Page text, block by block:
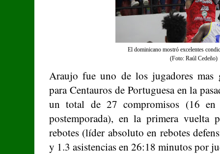
El dominicano mostró excelentes
(Foto: Raúl Cedeño)
Araujo fue uno de los jugadores mas
para Centauros de Portuguesa en la
un total de 27 compromisos (16
postemporada), en la primera vuelta
rebotes (líder absoluto en rebotes
y 1.3 asistencias en 26:18 minutos por